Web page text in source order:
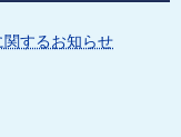
関するお知らせ